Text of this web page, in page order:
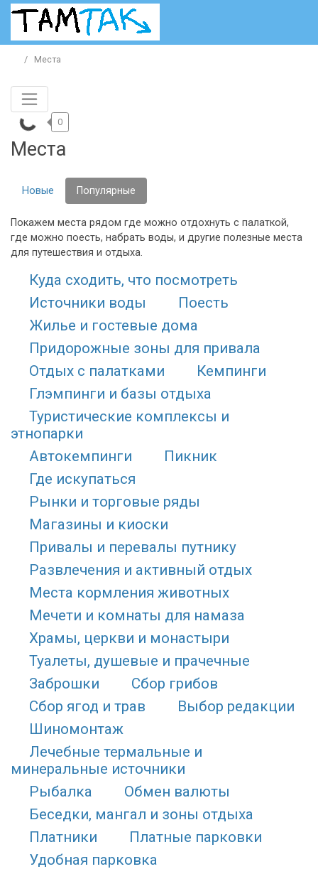
Места
Места
0
Новые Популярные
Покажем места рядом где можно отдохнуть с палаткой,
где можно поесть, набрать воды, и другие полезные места
для путешествия и отдыха.
Куда сходить, что посмотреть
Источники воды
Поесть
Жилье и гостевые дома
Придорожные зоны для привала
Отдых с палатками
Кемпинги
Глэмпинги и базы отдыха
Туристические комплексы и
этнопарки
Автокемпинги
Пикник
Где искупаться
Рынки и торговые ряды
Магазины и киоски
Привалы и перевалы путнику
Развлечения и активный отдых
Места кормления животных
Мечети и комнаты для намаза
Храмы, церкви и монастыри
Туалеты, душевые и прачечные
Заброшки
Сбор грибов
Сбор ягод и трав
Выбор редакции
Шиномонтаж
Лечебные термальные и
минеральные источники
Рыбалка
Обмен валюты
Беседки, мангал и зоны отдыха
Платники
Платные парковки
Удобная парковка